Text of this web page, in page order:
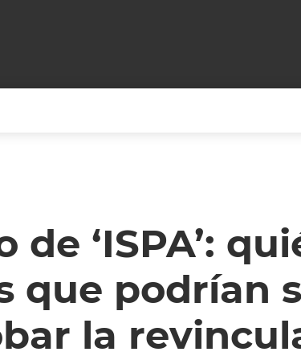
ARGENTINA
UN CAMBIO
ENTROMETIDOS EN LA TELE
MODO FONTEVECCHIA
PERIODISMO PURO
REPERFILAR
FIESTAS
FULL FACE
DESAFÍO 10
AGENDA
de ‘ISPA’:
que podrían
la